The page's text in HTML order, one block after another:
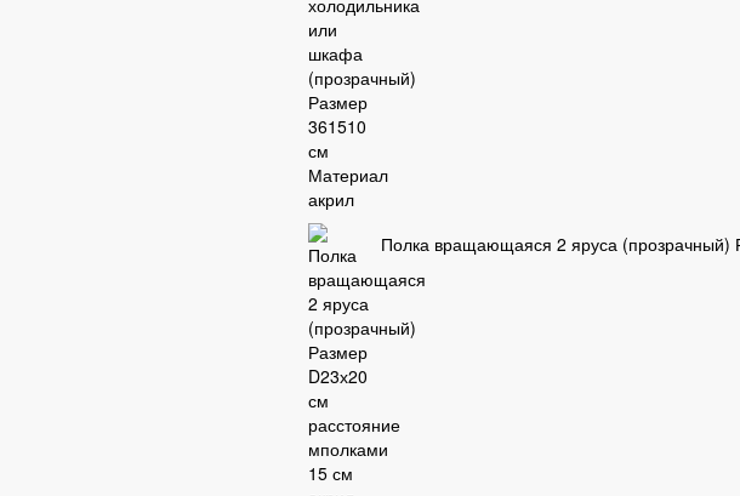
Полка вращающаяся 2 яруса (прозрачный)